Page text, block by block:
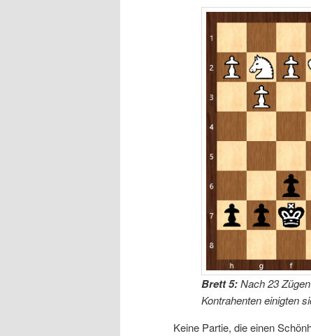
Brett 5:Nach 23
Kontrahenten einigten
Keine Partie, die einen